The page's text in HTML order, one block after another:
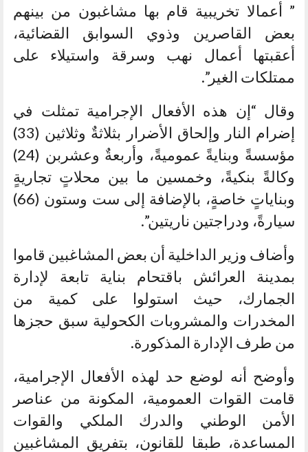
” أعمالا تخريبية قام بها مشاغبون من بينهم
بعض القاصرين وذوي السوابق القضائية،
أعقبتها أعمال نهب وسرقة واستيلاء على
ممتلكات الغير”.
وقال “إن هذه الأفعال الإجرامية تمثلت في
إضرام النار وإلحاق الأضرار بثلاثةٌ وثلاثين (33)
مؤسسةً وبنايةً عموميةً، وأربعةٌ وعشربن (24)
وكالةً بنكيةً، وخمسين ما بين محلاتٍ تجاريةٍ
وبناياتٍ خاصةٍ، بالإضافة إلى ست وستون (66)
سيارةً، ودراجتين ناريتين”.
وأضاف وزير الداخلية أن بعض المشاغبين قاموا
بمدينة العرائش باقتحام بناية تابعة لإدارة
الجمارك، حيث استولوا على كمية من
المخدرات والمشروبات الكحولية سبق حجزها
من طرف الإدارة المذكورة.
وأوضح أنه لوضع حد لهذه الأفعال الإجرامية،
قامت القوات العمومية، المكونة من عناصر
الأمن الوطني والدرك الملكي والقوات
المساعدة، طبقا للقانون، بتفريق المشاغبين